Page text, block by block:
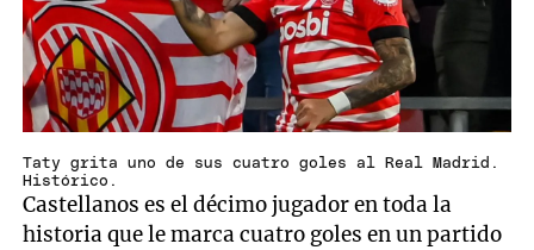
Taty grita uno de sus cuatro goles al Real Madrid.
Histórico.
Castellanos es el décimo jugador en toda la
historia que le marca cuatro goles en un partido